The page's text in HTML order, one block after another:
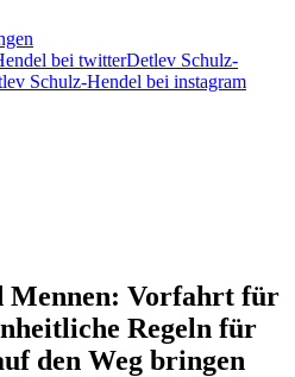
bei twitterDetlev Schulz-
Schulz-Hendel bei instagram
Mennen: Vorfahrt für
Regeln für
den Weg bringen